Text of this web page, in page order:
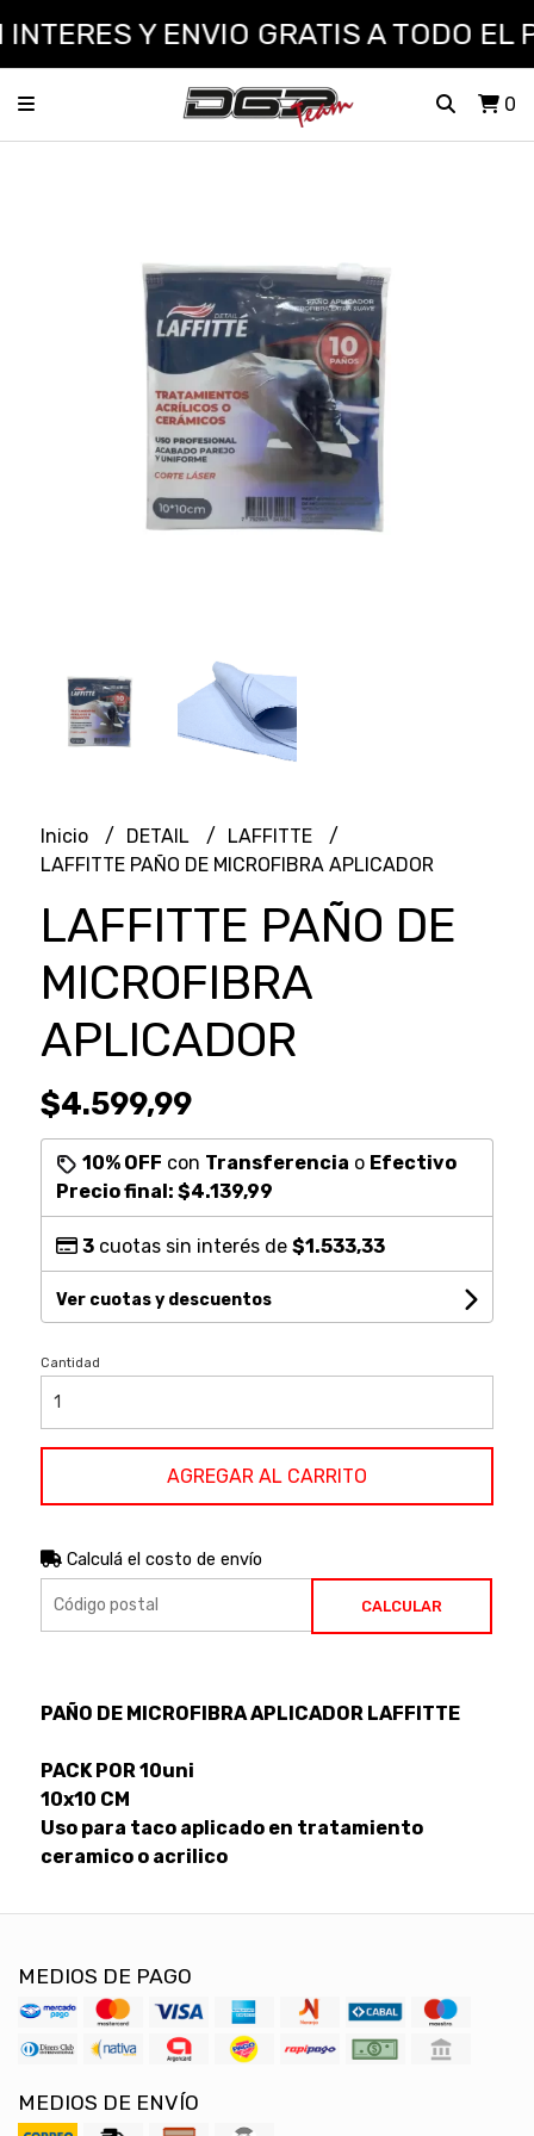
Y ENVIO GRATIS A TODO EL
0
Inicio DETAIL
LAFFITTE
LAFFITTE PAÑO DE MICROFIBRA APLICADOR
LAFFITTE PAÑO DE
MICROFIBRA
APLICADOR
$4.599,99
10% OFF con Transferencia o Efectivo
Precio final: $4.139,99
3cuotas sin interés de $1.533,33
Ver cuotas y descuentos
Cantidad
AGREGAR AL CARRITO
Calculá el costo de envío
CALCULAR
PAÑO DE MICROFIBRA APLICADOR LAFFITTE
PACK POR 10uni
10x10 CM
Uso para taco aplicado en tratamiento
ceramico o acrilico
MEDIOS DE PAGO
MEDIOS DE ENVÍO